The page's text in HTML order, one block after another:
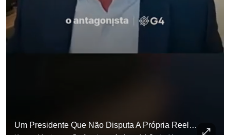
Um Presidente Que Não Disputa A Própria Reeleição Decide Pensando Em Quem Vem Depois.